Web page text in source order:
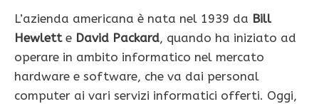
L’azienda americana è nata nel 1939 da Bill
Hewlette David Packard, quando ha iniziato ad
operare in ambito informatico nel mercato
hardware e software, che va dai personal
computer ai vari servizi informatici offerti. Oggi,